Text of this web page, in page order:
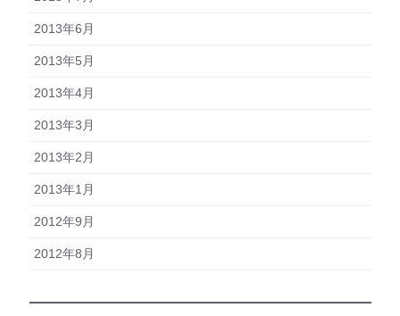
2013年6月
2013年5月
2013年4月
2013年3月
2013年2月
2013年1月
2012年9月
2012年8月